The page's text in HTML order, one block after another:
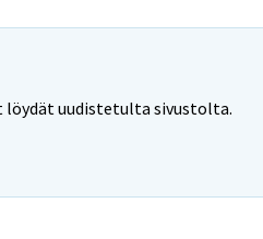
löydät uudistetulta sivustolta.